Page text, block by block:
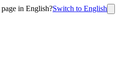
in English?Switch to English